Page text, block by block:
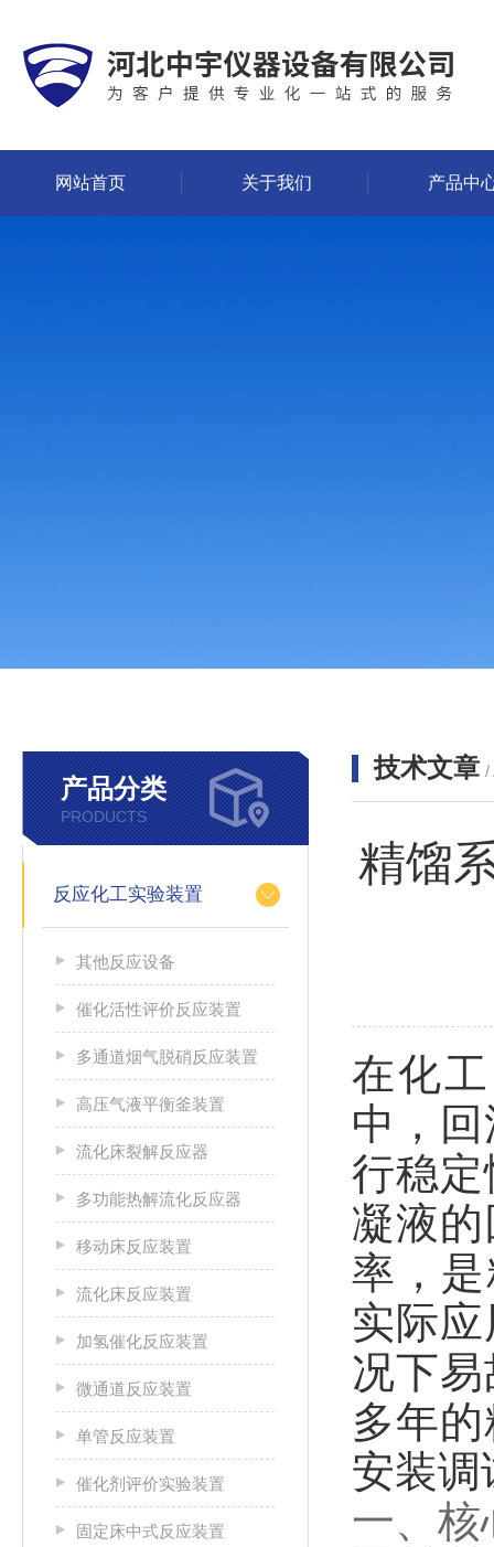
网站首页 关于我们 产品中
产品分类
PRODUCTS
反应化工实验装置
其他反应设备
催化活性评价反应装置
多通道烟气脱硝反应装置
高压气液平衡釜装置
流化床裂解反应器
多功能热解流化反应器
移动床反应装置
流化床反应装置
加氢催化反应装置
微通道反应装置
单管反应装置
催化剂评价实验装置
固定床中式反应装置
技术文章 /
精馏
在化
中，
行稳
凝液
率，
实际
况下
多年
安装调
一、